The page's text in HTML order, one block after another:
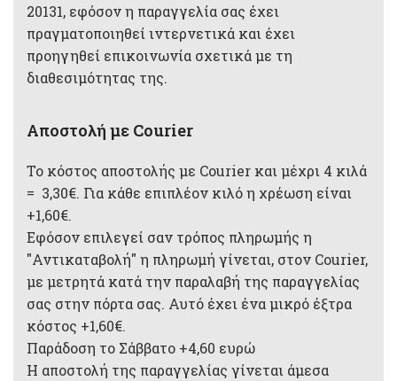
20131, εφόσον η παραγγελία σας έχει
πραγματοποιηθεί ιντερνετικά και έχει
προηγηθεί επικοινωνία σχετικά με τη
διαθεσιμότητας της.
Αποστολή με Courier
Το κόστος αποστολής με Courier και μέχρι 4 κιλά
= 3,30€. Για κάθε επιπλέον κιλό η χρέωση είναι
+1,60€.
Εφόσον επιλεγεί σαν τρόπος πληρωμής η
"Αντικαταβολή" η πληρωμή γίνεται, στον Courier,
με μετρητά κατά την παραλαβή της παραγγελίας
σας στην πόρτα σας. Αυτό έχει ένα μικρό έξτρα
κόστος +1,60€.
Παράδοση το Σάββατο +4,60 ευρώ
Η αποστολή της παραγγελίας γίνεται άμεσα